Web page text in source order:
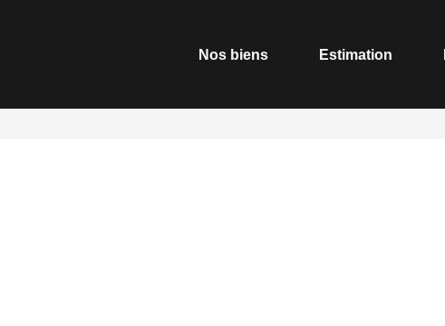
Nos biens Estimation